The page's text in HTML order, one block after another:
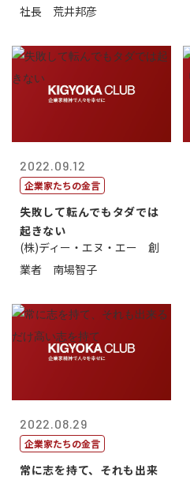
社長 荒井邦彦
2022.09.12
企業家たちの金言
失敗して転んでもタダでは
起きない
(株)ディー・エヌ・エー 創
業者 南場智子
2022.08.29
企業家たちの金言
常に志を持て、それも出来